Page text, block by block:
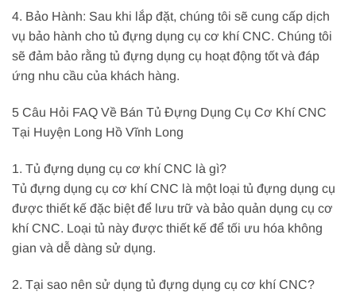
4. Bảo Hành: Sau khi lắp đặt, chúng tôi sẽ cung cấp dịch
vụ bảo hành cho tủ đựng dụng cụ cơ khí CNC. Chúng tôi
sẽ đảm bảo rằng tủ đựng dụng cụ hoạt động tốt và đáp
ứng nhu cầu của khách hàng.
5 Câu Hỏi FAQ Về Bán Tủ Đựng Dụng Cụ Cơ Khí CNC
Tại Huyện Long Hồ Vĩnh Long
1. Tủ đựng dụng cụ cơ khí CNC là gì?
Tủ đựng dụng cụ cơ khí CNC là một loại tủ đựng dụng cụ
được thiết kế đặc biệt để lưu trữ và bảo quản dụng cụ cơ
khí CNC. Loại tủ này được thiết kế để tối ưu hóa không
gian và dễ dàng sử dụng.
2. Tại sao nên sử dụng tủ đựng dụng cụ cơ khí CNC?